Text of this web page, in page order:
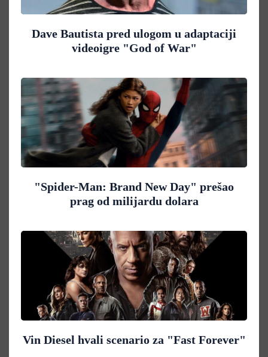
Dave Bautista pred ulogom u adaptaciji
videoigre "God of War"
"Spider-Man: Brand New Day" prešao
prag od milijardu dolara
Vin Diesel hvali scenario za "Fast Forever"